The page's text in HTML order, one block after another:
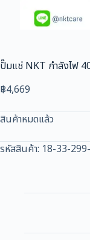
ปั๊มแช่ NKT กำลังไฟ
฿4,669
สินค้าหมดแล้ว
รหัสสินค้า: 18-33-